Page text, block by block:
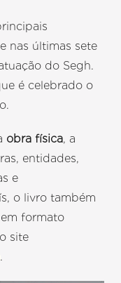
nas últimas sete
do Segh.
é celebrado o
obra física, a
entidades,
e
o livro também
formato
site
.